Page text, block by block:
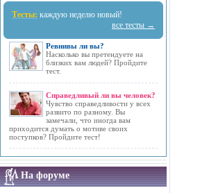
Тесты: каждую неделю новый!
все тесты →
Ревнивы ли вы?
Насколько вы претендуете на
близких вам людей? Пройдите
тест.
Справедливый ли вы человек?
Чувство справедливости у всех
развито по разному. Вы
замечали, что иногда вам
приходится думать о мотиве своих
поступков? Пройдите тест!
На форуме